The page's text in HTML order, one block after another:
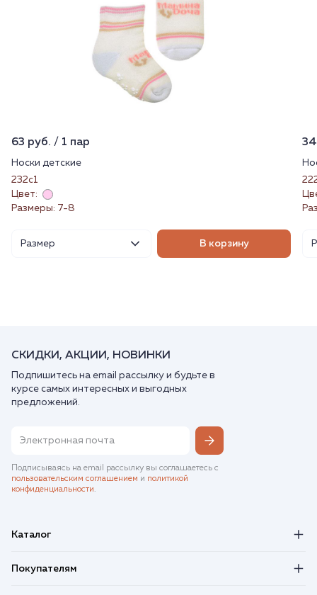
63 руб. / 1 пар
Носки детские
232с1
Цвет:
Размеры: 7-8
Размер В корзину
СКИДКИ, АКЦИИ, НОВИНКИ
Подпишитесь на email рассылку и будьте в
курсе самых интересных и выгодных
предложений.
Подписываясь на email рассылку вы соглашаетесь с
пользовательским соглашением и политикой
конфиденциальности.
Каталог
Покупателям